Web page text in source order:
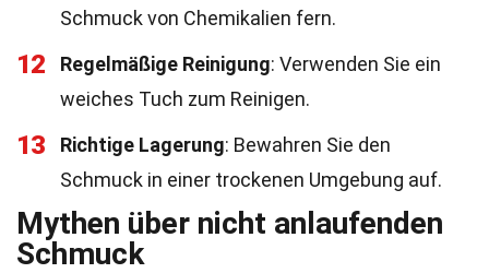
Schmuck von Chemikalien fern.
12 Regelmäßige Reinigung: Verwenden Sie ein
weiches Tuch zum Reinigen.
13 Richtige Lagerung: Bewahren Sie den
Schmuck in einer trockenen Umgebung auf.
Mythen über nicht anlaufenden
Schmuck